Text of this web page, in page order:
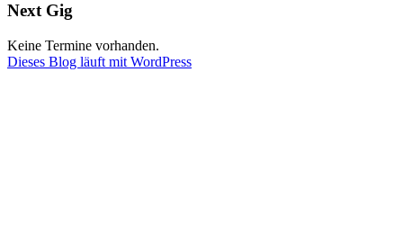
Next Gig
Keine Termine vorhanden.
Dieses Blog läuft mit WordPress